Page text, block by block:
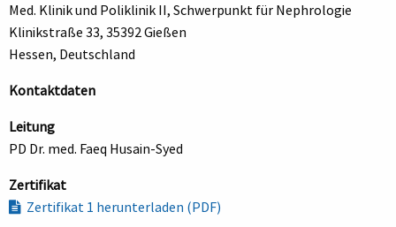
Med. Klinik und Poliklinik II, Schwerpunkt für Nephrologie
Klinikstraße 33, 35392 Gießen
Hessen, Deutschland
Kontaktdaten
Leitung
PD Dr. med. Faeq Husain-Syed
Zertifikat
Zertifikat 1 herunterladen (PDF)